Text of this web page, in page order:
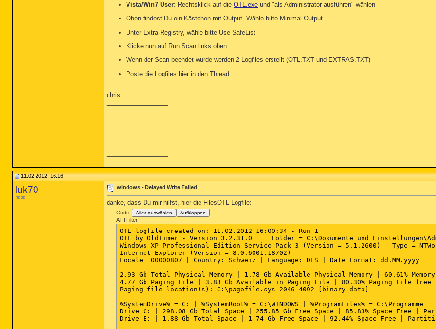
Vista/Win7 User: Rechtsklick auf die OTL.exe und "als Administrator ausführen" wählen
Oben findest Du ein Kästchen mit Output. Wähle bitte Minimal Output
Unter Extra Registry, wähle bitte Use SafeList
Klicke nun auf Run Scan links oben
Wenn der Scan beendet wurde werden 2 Logfiles erstellt (OTL.TXT und EXTRAS.TXT)
Poste die Logfiles hier in den Thread
chris
11.02.2012, 16:16
luk70 windows - Delayed Write Failed
danke, dass Du mir hilfst, hier die FilesOTL Logfile:
Code: Alles auswählen Aufklappen
ATTFilter
OTL logfile created on: 11.02.2012 16:00:34 - Run 1
OTL by OldTimer - Version 3.2.31.0     Folder = C:\Dokumente und
Windows XP Professional Edition Service Pack 3 (Version = 5.1.2600) - Type =
Internet Explorer (Version = 8.0.6001.18702)
Locale: 00000807 | Country: Schweiz | Language: DES | Date Format: dd.MM.yyyy
2.93 Gb Total Physical Memory | 1.78 Gb Available Physical Memory | 60.61%
4.77 Gb Paging File | 3.83 Gb Available in Paging File | 80.30% Paging File free
Paging file location(s): C:\pagefile.sys 2046 4092 [binary data]
%SystemDrive% = C: | %SystemRoot% = C:\WINDOWS | %ProgramFiles% = C:\Programme
Drive C: | 298.08 Gb Total Space | 255.85 Gb Free Space | 85.83% Space Free |
Drive E: | 1.88 Gb Total Space | 1.74 Gb Free Space | 92.44% Space Free |